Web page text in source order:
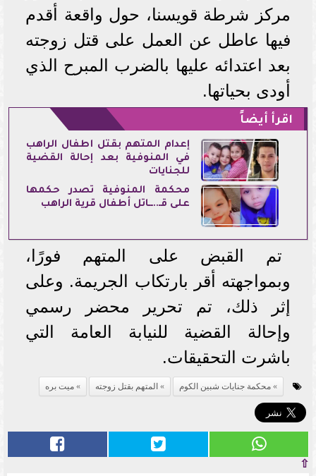
مركز شرطة قويسنا، حول واقعة أقدم
فيها عاطل عن العمل على قتل زوجته
بعد اعتدائه عليها بالضرب المبرح الذي
أودى بحياتها.
اقرأ أيضاً
إعدام المتهم بقتل أطفال الراهب
في المنوفية بعد إحالة القضية
للجنايات
محكمة المنوفية تصدر حكمها
على قـ..ــاتل أطفال قرية الراهب
تم القبض على المتهم فورًا،
وبمواجهته أقر بارتكاب الجريمة. وعلى
إثر ذلك، تم تحرير محضر رسمي
وإحالة القضية للنيابة العامة التي
باشرت التحقيقات.
محكمة جنايات شبين الكوم المتهم بقتل زوجته ميت بره
⇧